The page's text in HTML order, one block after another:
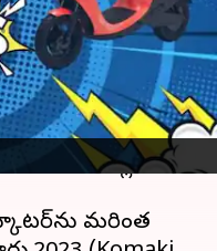
03:22 pm
కంపెనీ కొమాకి రేంజ్
3 వేరియంట్లను
మరింత